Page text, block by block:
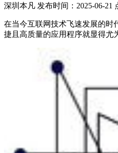
深圳本凡 发布时间：2025-06-21
在当今互联网技术飞速发展的时
捷且高质量的应用程序就显得尤